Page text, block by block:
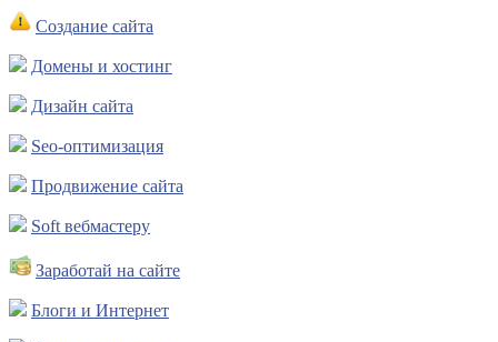
Создание сайта
Домены и хостинг
Дизайн сайта
Seo-оптимизация
Продвижение сайта
Soft вебмастеру
Заработай на сайте
Блоги и Интернет